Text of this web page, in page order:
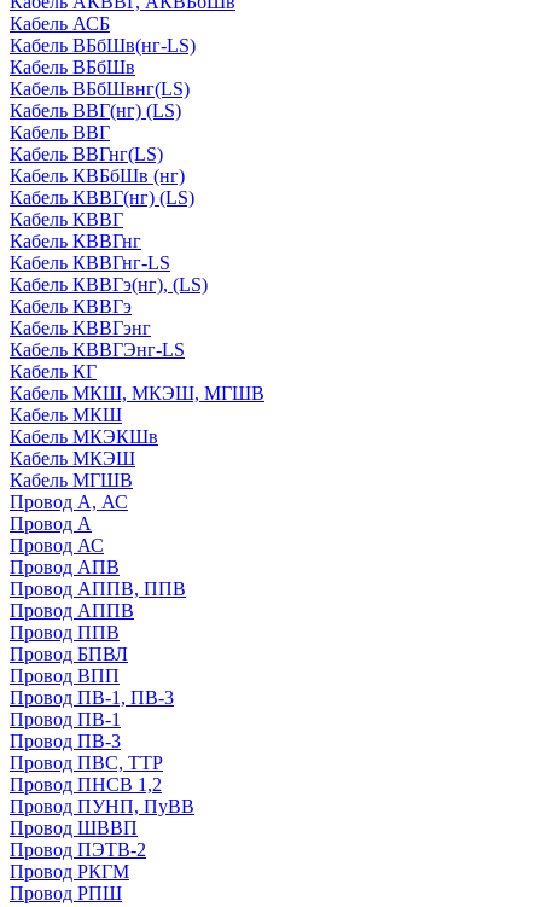
Кабель АСБ
Кабель ВБбШв(нг-LS)
Кабель ВБбШв
Кабель ВБбШвнг(LS)
Кабель ВВГ(нг) (LS)
Кабель ВВГ
Кабель ВВГнг(LS)
Кабель КВБбШв (нг)
Кабель КВВГ(нг) (LS)
Кабель КВВГ
Кабель КВВГнг
Кабель КВВГнг-LS
Кабель КВВГэ(нг), (LS)
Кабель КВВГэ
Кабель КВВГэнг
Кабель КВВГЭнг-LS
Кабель КГ
Кабель МКШ, МКЭШ, МГШВ
Кабель МКШ
Кабель МКЭКШв
Кабель МКЭШ
Кабель МГШВ
Провод А, АС
Провод А
Провод АС
Провод АПВ
Провод АППВ, ППВ
Провод АППВ
Провод ППВ
Провод БПВЛ
Провод ВПП
Провод ПВ-1, ПВ-3
Провод ПВ-1
Провод ПВ-3
Провод ПВС, ТТР
Провод ПНСВ 1,2
Провод ПУНП, ПуВВ
Провод ШВВП
Провод ПЭТВ-2
Провод РКГМ
Провод РПШ